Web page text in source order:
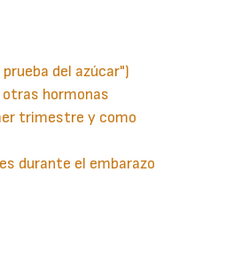
prueba del azúcar")
otras hormonas
trimestre y como
durante el embarazo